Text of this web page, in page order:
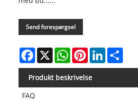
Send forespørgsel
Facebook
X WhatsAppPinterestLinkedInShare
Produkt beskrivelse
FAQ